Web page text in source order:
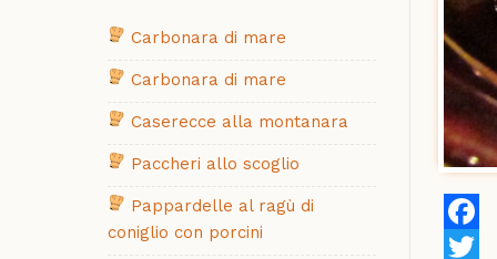
Carbonara di mare
Carbonara di mare
Caserecce alla montanara
Paccheri allo scoglio
Pappardelle al ragù di
coniglio con porcini